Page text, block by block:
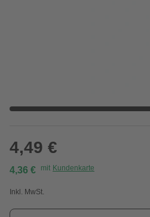
4,49 €
4,36 € mit Kundenkarte
Inkl. MwSt.